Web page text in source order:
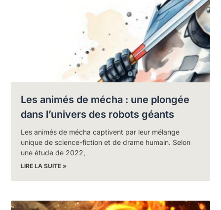
Les animés de mécha : une plongée
dans l’univers des robots géants
Les animés de mécha captivent par leur mélange
unique de science-fiction et de drame humain. Selon
une étude de 2022,
LIRE LA SUITE »